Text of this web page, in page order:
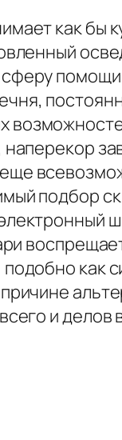
как бы
подбор
как
и